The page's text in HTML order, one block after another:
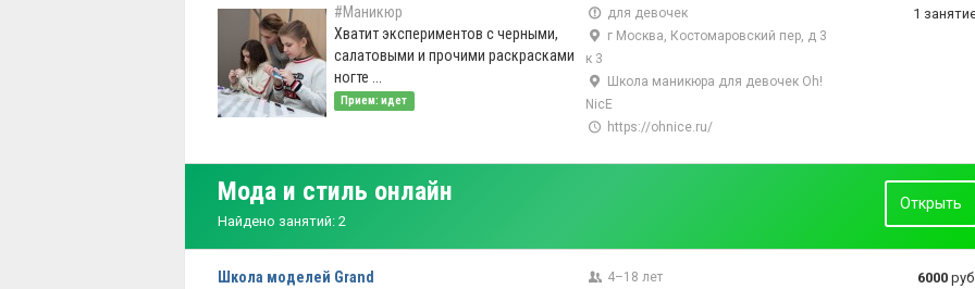
#Маникюр
Хватит экспериментов с черными,
салатовыми и прочими раскрасками
ногте ...
Прием: идет
для девочек
г Москва, Костомаровский пер, д 3
к 3
Школа маникюра для девочек Oh!
NicE
https://ohnice.ru/
1
Мода и стиль онлайн
Найдено занятий: 2
Открыть
Школа моделей Grand
4–18 лет
6000